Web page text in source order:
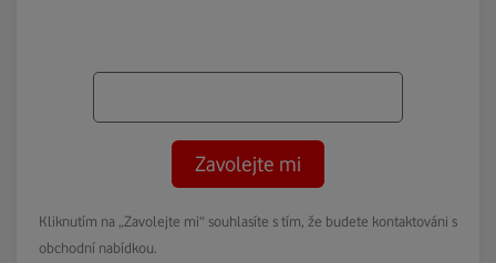
Zavolejte mi
Kliknutím na „Zavolejte mi“ souhlasíte s tím, že budete kontaktováni s
obchodní nabídkou.